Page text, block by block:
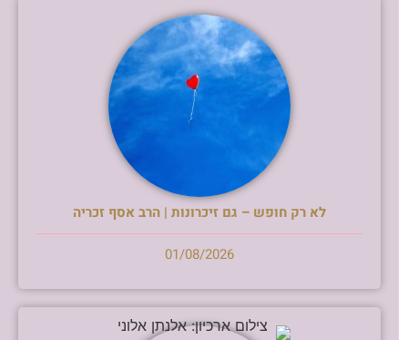
לא רק חופש – גם זיכרונות | הרב אסף זכריה
01/08/2026